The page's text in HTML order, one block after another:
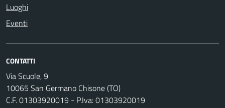
Luoghi
Eventi
CONTATTI
Via Scuole, 9
10065 San Germano Chisone (TO)
C.F. 01303920019 - P.Iva: 01303920019